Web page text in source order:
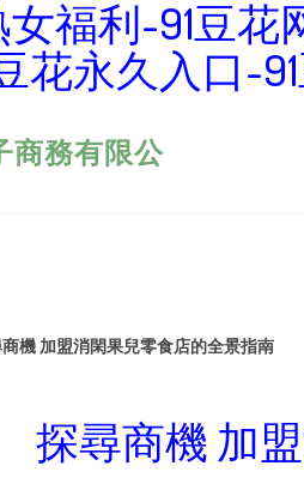
女福利-91豆
花永久入口-
商務有限公
機 加盟消閑果兒零食店的全景指南
探尋商機 加